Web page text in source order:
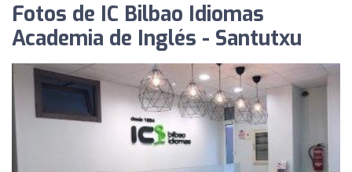
Fotos de IC Bilbao Idiomas
Academia de Inglés - Santutxu